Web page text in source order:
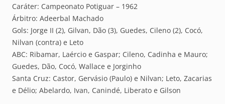
Caráter: Campeonato Potiguar – 1962
Árbitro: Adeerbal Machado
Gols: Jorge II (2), Gilvan, Dão (3), Guedes, Cileno (2), Cocó,
Nilvan (contra) e Leto
ABC: Ribamar, Laércio e Gaspar; Cileno, Cadinha e Mauro;
Guedes, Dão, Cocó, Wallace e Jorginho
Santa Cruz: Castor, Gervásio (Paulo) e Nilvan; Leto, Zacarias
e Délio; Abelardo, Ivan, Canindé, Liberato e Gilson